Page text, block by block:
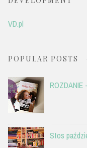
VD.pl
POPULAR POSTS
Stos